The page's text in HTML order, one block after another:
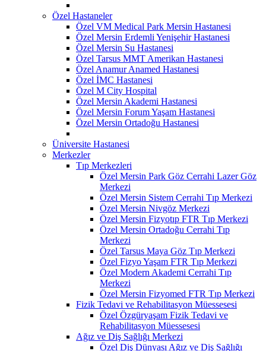
Özel Hastaneler
Özel VM Medical Park Mersin Hastanesi
Özel Mersin Erdemli Yenişehir Hastanesi
Özel Mersin Su Hastanesi
Özel Tarsus MMT Amerikan Hastanesi
Özel Anamur Anamed Hastanesi
Özel İMC Hastanesi
Özel M City Hospital
Özel Mersin Akademi Hastanesi
Özel Mersin Forum Yaşam Hastanesi
Özel Mersin Ortadoğu Hastanesi
Üniversite Hastanesi
Merkezler
Tıp Merkezleri
Özel Mersin Park Göz Cerrahi Lazer Göz
Merkezi
Özel Mersin Sistem Cerrahi Tıp Merkezi
Özel Mersin Nivgöz Merkezi
Özel Mersin Fizyotıp FTR Tıp Merkezi
Özel Mersin Ortadoğu Cerrahi Tıp
Merkezi
Özel Tarsus Maya Göz Tıp Merkezi
Özel Fizyo Yaşam FTR Tıp Merkezi
Özel Modern Akademi Cerrahi Tıp
Merkezi
Özel Mersin Fizyomed FTR Tıp Merkezi
Fizik Tedavi ve Rehabilitasyon Müessesesi
Özel Özgüryaşam Fizik Tedavi ve
Rehabilitasyon Müessesesi
Ağız ve Diş Sağlığı Merkezi
Özel Diş Dünyası Ağız ve Diş Sağlığı